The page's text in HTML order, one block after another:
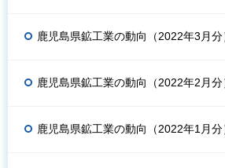
鹿児島県鉱工業の動向（2022年3月分
鹿児島県鉱工業の動向（2022年2月分
鹿児島県鉱工業の動向（2022年1月分